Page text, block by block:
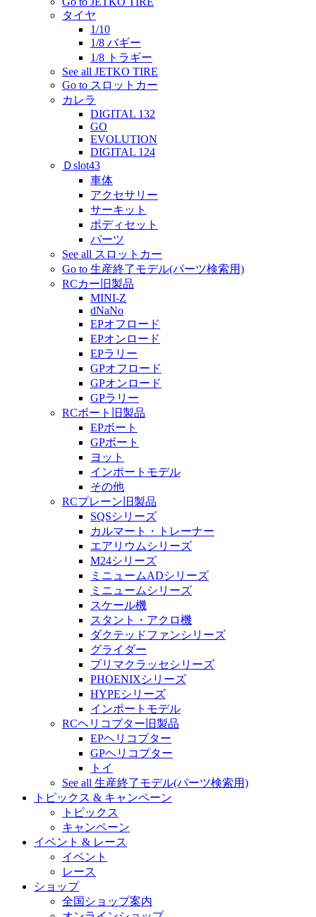
タイヤ
1/10
1/8 バギー
1/8 トラギー
See all JETKO TIRE
Go to スロットカー
カレラ
DIGITAL 132
GO
EVOLUTION
DIGITAL 124
Ｄslot43
車体
アクセサリー
サーキット
ボディセット
パーツ
See all スロットカー
Go to 生産終了モデル(パーツ検索用)
RCカー旧製品
MINI-Z
dNaNo
EPオフロード
EPオンロード
EPラリー
GPオフロード
GPオンロード
GPラリー
RCボート旧製品
EPボート
GPボート
ヨット
インポートモデル
その他
RCプレーン旧製品
SQSシリーズ
カルマート・トレーナー
エアリウムシリーズ
M24シリーズ
ミニュームADシリーズ
ミニュームシリーズ
スケール機
スタント・アクロ機
ダクテッドファンシリーズ
グライダー
プリマクラッセシリーズ
PHOENIXシリーズ
HYPEシリーズ
インポートモデル
RCヘリコプター旧製品
EPヘリコプター
GPヘリコプター
トイ
See all 生産終了モデル(パーツ検索用)
トピックス & キャンペーン
トピックス
キャンペーン
イベント & レース
イベント
レース
ショップ
全国ショップ案内